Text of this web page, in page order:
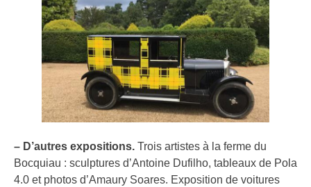
– D’autres expositions. Trois artistes à la ferme du
Bocquiau : sculptures d’Antoine Dufilho, tableaux de Pola
4.0 et photos d’Amaury Soares. Exposition de voitures